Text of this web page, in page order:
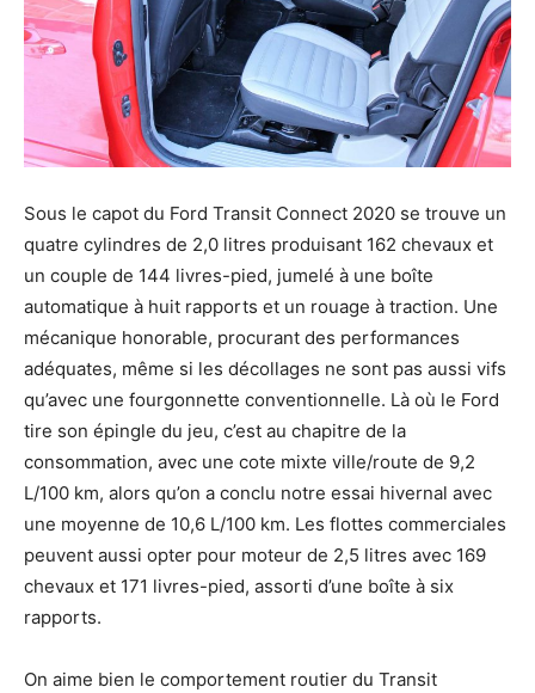
Sous le capot du Ford Transit Connect 2020 se trouve un
quatre cylindres de 2,0 litres produisant 162 chevaux et
un couple de 144 livres-pied, jumelé à une boîte
automatique à huit rapports et un rouage à traction. Une
mécanique honorable, procurant des performances
adéquates, même si les décollages ne sont pas aussi vifs
qu’avec une fourgonnette conventionnelle. Là où le Ford
tire son épingle du jeu, c’est au chapitre de la
consommation, avec une cote mixte ville/route de 9,2
L/100 km, alors qu’on a conclu notre essai hivernal avec
une moyenne de 10,6 L/100 km. Les flottes commerciales
peuvent aussi opter pour moteur de 2,5 litres avec 169
chevaux et 171 livres-pied, assorti d’une boîte à six
rapports.
On aime bien le comportement routier du Transit